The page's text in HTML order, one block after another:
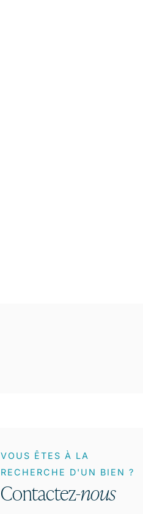
VOUS ÊTES À LA
RECHERCHE D'UN BIEN ?
Contactez-nous